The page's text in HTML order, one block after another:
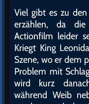
Viel gibt es zu
erzählen, da
Actionfilm leider
Kriegt King
Szene, wo er dem
Problem mit
wird kurz
während Weib